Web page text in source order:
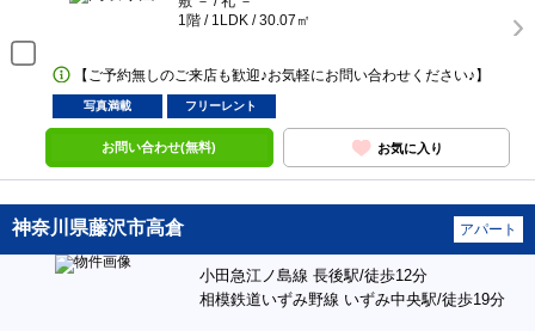
1階 / 1LDK / 30.07㎡
【ご予約無しのご来店も歓迎♪お気軽にお問い合わせください♪】
写真満載 フリーレント
お問い合わせ(無料) お気に入り
神奈川県藤沢市高倉 アパート
小田急江ノ島線 長後駅/徒歩12分
相模鉄道いずみ野線 いずみ中央駅/徒歩19分